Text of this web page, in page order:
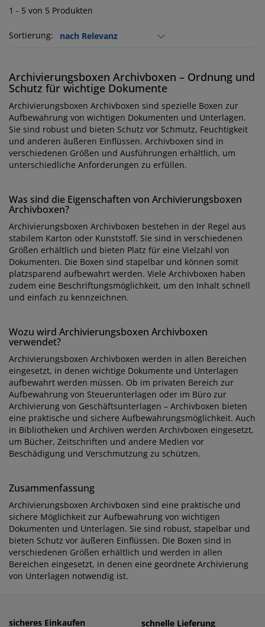
1 - 5 von 5 Produkten
Sortierung:
Archivierungsboxen Archivboxen – Ordnung und
Schutz für wichtige Dokumente
Archivierungsboxen Archivboxen sind spezielle Boxen zur
Aufbewahrung von wichtigen Dokumenten und Unterlagen.
Sie sind robust und bieten Schutz vor Schmutz, Feuchtigkeit
und anderen äußeren Einflüssen. Archivboxen sind in
verschiedenen Größen und Ausführungen erhältlich, um
unterschiedliche Anforderungen zu erfüllen.
Was sind die Eigenschaften von Archivierungsboxen
Archivboxen?
Archivierungsboxen Archivboxen bestehen in der Regel aus
stabilem Karton oder Kunststoff. Sie sind in verschiedenen
Größen erhältlich und bieten Platz für eine Vielzahl von
Dokumenten. Die Boxen sind stapelbar und können somit
platzsparend aufbewahrt werden. Viele Archivboxen haben
zudem eine Beschriftungsmöglichkeit, um den Inhalt schnell
und einfach zu kennzeichnen.
Wozu wird Archivierungsboxen Archivboxen
verwendet?
Archivierungsboxen Archivboxen werden in allen Bereichen
eingesetzt, in denen wichtige Dokumente und Unterlagen
aufbewahrt werden müssen. Ob im privaten Bereich zur
Aufbewahrung von Steuerunterlagen oder im Büro zur
Archivierung von Geschäftsunterlagen – Archivboxen bieten
eine praktische und sichere Aufbewahrungsmöglichkeit. Auch
in Bibliotheken und Archiven werden Archivboxen eingesetzt,
um Bücher, Zeitschriften und andere Medien vor
Beschädigung und Verschmutzung zu schützen.
Zusammenfassung
Archivierungsboxen Archivboxen sind eine praktische und
sichere Möglichkeit zur Aufbewahrung von wichtigen
Dokumenten und Unterlagen. Sie sind robust, stapelbar und
bieten Schutz vor äußeren Einflüssen. Die Boxen sind in
verschiedenen Größen erhältlich und werden in allen
Bereichen eingesetzt, in denen eine geordnete Archivierung
von Unterlagen notwendig ist.
sicheres Einkaufen einfaches Zahlen
schnelle Lieferung